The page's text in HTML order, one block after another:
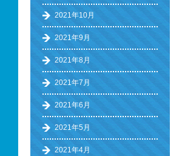
2021年10月
2021年9月
2021年8月
2021年7月
2021年6月
2021年5月
2021年4月